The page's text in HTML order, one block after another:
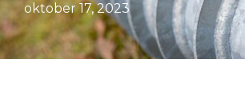
oktober 17, 2023